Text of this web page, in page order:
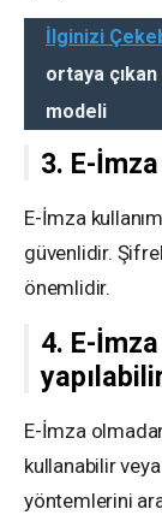
İlginizi
ortaya
modeli
3. E-
E-İmza
güvenlidir.
önemlidir.
4. E-
E-İmza
kullanabilir
yöntemlerini